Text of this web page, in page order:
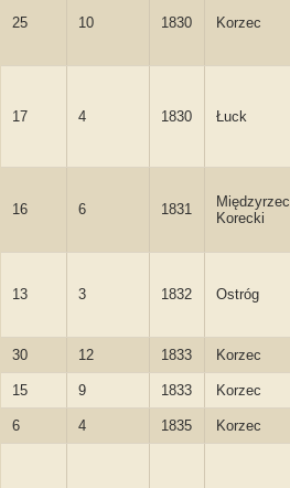
25 10 1830 Korzec
17 4 1830 Łuck
16 6 1831
Międzyrzec
Korecki
13 3 1832 Ostróg
30 12 1833 Korzec
15 9 1833 Korzec
6 4 1835 Korzec